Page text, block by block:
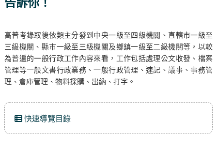
告訴你！
高普考錄取後依類主分發到中央一級至四級機關、直轄市一級至
三級機關、縣市一級至三級機關及鄉鎮一級至二級機關等，以較
為普遍的一般行政工作內容來看，工作包括處理公文收發、檔案
管理等一般文書行政業務、一般行政管理、速記、議事、事務管
理、倉庫管理、物料採購、出納、打字。
快速導覽目錄